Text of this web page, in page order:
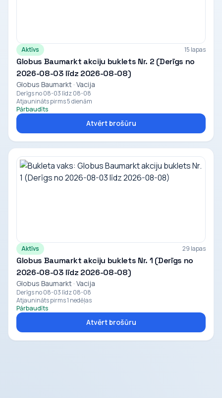
Aktīvs 15 lapas
Globus Baumarkt akciju buklets Nr. 2 (Derīgs no
2026-08-03 līdz 2026-08-08)
Globus Baumarkt · Vacija
Derīgs no 08-03 līdz 08-08
Atjaunināts pirms 5 dienām
Pārbaudīts
Atvērt brošūru
Aktīvs 29 lapas
Globus Baumarkt akciju buklets Nr. 1 (Derīgs no
2026-08-03 līdz 2026-08-08)
Globus Baumarkt · Vacija
Derīgs no 08-03 līdz 08-08
Atjaunināts pirms 1 nedēļas
Pārbaudīts
Atvērt brošūru